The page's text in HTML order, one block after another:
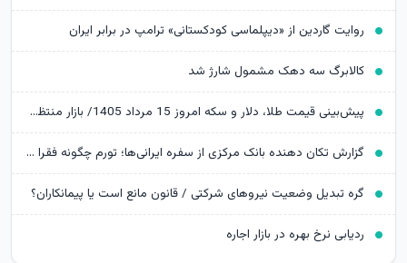
روایت گاردین از «دیپلماسی کودکستانی» ترامپ در برابر ایران
کالابرگ سه دهک مشمول شارژ شد
پیش‌بینی قیمت طلا، دلار و سکه امروز 15 مرداد 1405/ بازار منتظر مذاکرات تنگه هرمز
گزارش تکان‌ دهنده بانک مرکزی از سفره ایرانی‌ها؛ تورم چگونه فقرا را فقیرتر کرد؟
گره تبدیل وضعیت نیروهای شرکتی / قانون مانع است یا پیمانکاران؟
ردیابی نرخ بهره در بازار اجاره